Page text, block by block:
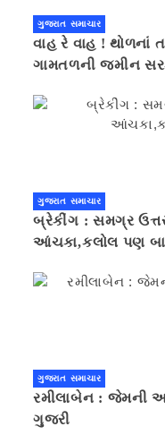
ગુજરાત સમાચાર
વાહ રે વાહ !
ગામતળની જમીન
ગુજરાત સમાચાર
બ્રેકીંગ : સમગ્ર
આંચકા,કલોલ પણ
ગુજરાત સમાચાર
રમીલાબેન : જેમની
ગુજરી